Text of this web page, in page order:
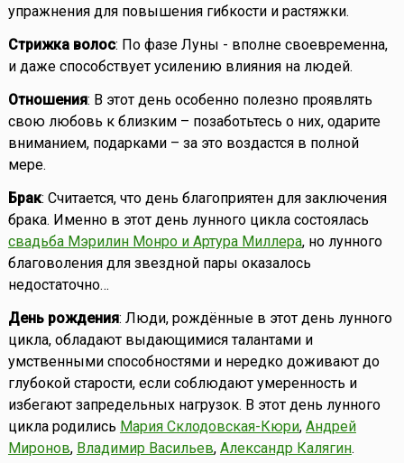
упражнения для повышения гибкости и растяжки.
Стрижка волос: По фазе Луны - вполне своевременна,
и даже способствует усилению влияния на людей.
Отношения: В этот день особенно полезно проявлять
свою любовь к близким – позаботьтесь о них, одарите
вниманием, подарками – за это воздастся в полной
мере.
Брак: Считается, что день благоприятен для заключения
брака. Именно в этот день лунного цикла состоялась
свадьба Мэрилин Монро и Артура Миллера, но лунного
благоволения для звездной пары оказалось
недостаточно…
День рождения: Люди, рождённые в этот день лунного
цикла, обладают выдающимися талантами и
умственными способностями и нередко доживают до
глубокой старости, если соблюдают умеренность и
избегают запредельных нагрузок. В этот день лунного
цикла родились Мария Склодовская-Кюри, Андрей
Миронов, Владимир Васильев, Александр Калягин.